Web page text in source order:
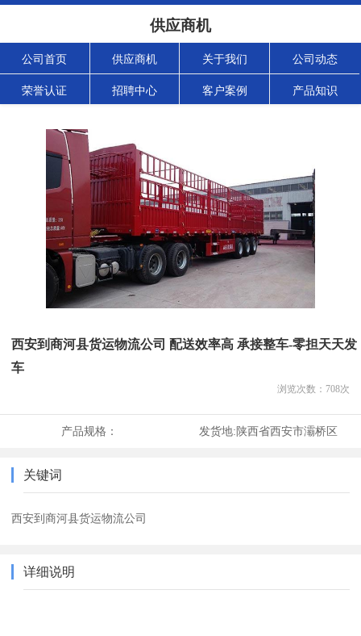
供应商机
公司首页 供应商机 关于我们 公司动态
荣誉认证 招聘中心 客户案例 产品知识
西安到商河县货运物流公司 配送效率高 承接整车-零担天天发
车
浏览次数： 708次
产品规格： 发货地:陕西省西安市灞桥区
关键词
西安到商河县货运物流公司
详细说明